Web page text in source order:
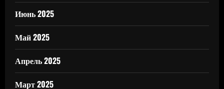
Июнь 2025
Май 2025
Апрель 2025
Март 2025